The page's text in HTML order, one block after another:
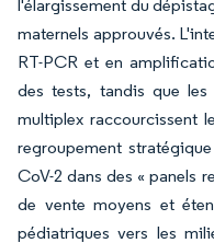
l'élargissement du
maternels approuvés.
RT-PCR et en
des tests, tandis que
multiplex raccourcissent
regroupement
CoV-2 dans des « panels
de vente moyens et
pédiatriques vers les